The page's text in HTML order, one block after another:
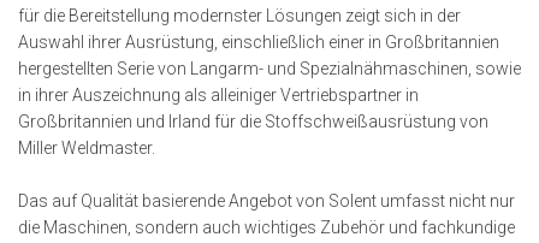
für die Bereitstellung modernster Lösungen zeigt sich in der
Auswahl ihrer Ausrüstung, einschließlich einer in Großbritannien
hergestellten Serie von Langarm- und Spezialnähmaschinen, sowie
in ihrer Auszeichnung als alleiniger Vertriebspartner in
Großbritannien und Irland für die Stoffschweißausrüstung von
Miller Weldmaster.
Das auf Qualität basierende Angebot von Solent umfasst nicht nur
die Maschinen, sondern auch wichtiges Zubehör und fachkundige